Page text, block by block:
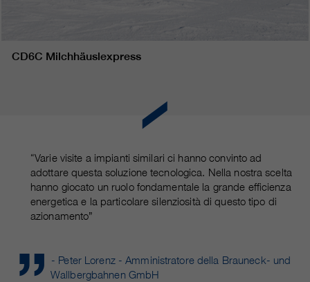
CD6C Milchhäuslexpress
“Varie visite a impianti similari ci hanno convinto ad
adottare questa soluzione tecnologica. Nella nostra scelta
hanno giocato un ruolo fondamentale la grande efficienza
energetica e la particolare silenziosità di questo tipo di
azionamento”
- Peter Lorenz - Amministratore della Brauneck- und
Wallbergbahnen GmbH